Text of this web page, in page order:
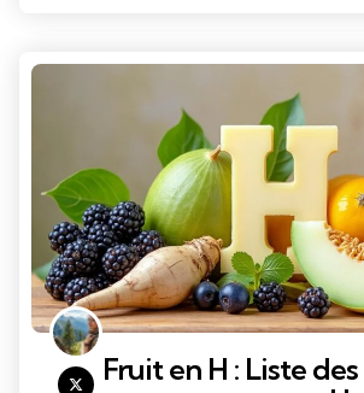
Fruit en H : Liste